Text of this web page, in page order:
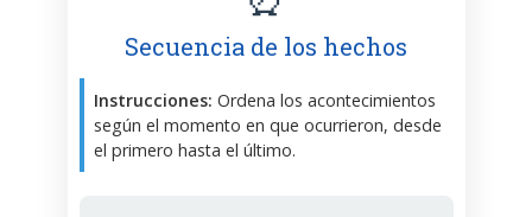
Secuencia de los hechos
Instrucciones: Ordena los acontecimientos
según el momento en que ocurrieron, desde
el primero hasta el último.